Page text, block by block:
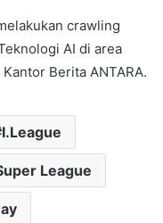
crawling
AI di area
Berita ANTARA.
I.League
League